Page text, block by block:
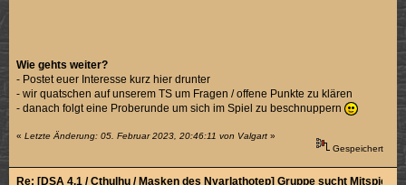
Wie gehts weiter?
- Postet euer Interesse kurz hier drunter
- wir quatschen auf unserem TS um Fragen / offene Punkte zu klären
- danach folgt eine Proberunde um sich im Spiel zu beschnuppern
«Letzte Änderung: 05. Februar 2023, 20:46:11 von Valgart »
Gespeichert
Re: [DSA 4.1 / Cthulhu / Masken des Nyarlathotep] Gruppe sucht